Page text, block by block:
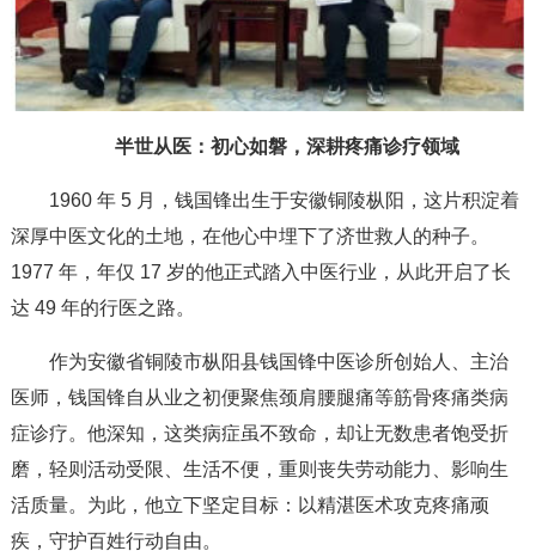
半世从医：初心如磐，深耕疼痛诊疗领域
1960 年 5 月，钱国锋出生于安徽铜陵枞阳，这片积淀着
深厚中医文化的土地，在他心中埋下了济世救人的种子。
1977 年，年仅 17 岁的他正式踏入中医行业，从此开启了长
达 49 年的行医之路。
作为安徽省铜陵市枞阳县钱国锋中医诊所创始人、主治
医师，钱国锋自从业之初便聚焦颈肩腰腿痛等筋骨疼痛类病
症诊疗。他深知，这类病症虽不致命，却让无数患者饱受折
磨，轻则活动受限、生活不便，重则丧失劳动能力、影响生
活质量。为此，他立下坚定目标：以精湛医术攻克疼痛顽
疾，守护百姓行动自由。